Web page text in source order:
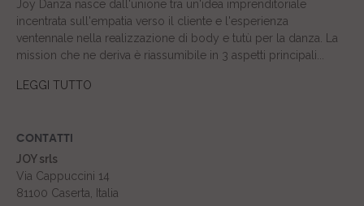
Joy Danza nasce dall'unione tra un'idea imprenditoriale
incentrata sull'empatia verso il cliente e l'esperienza
ventennale nella realizzazione di body e tutù per la danza. La
mission che ne deriva è riassumibile in 3 aspetti principali...
LEGGI TUTTO
CONTATTI
JOY srls
Via Cappuccini 14
81100 Caserta, Italia